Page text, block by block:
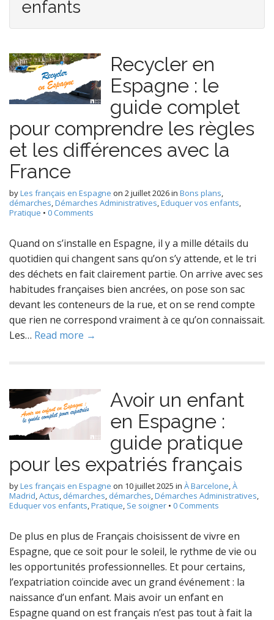
enfants
Recycler en
Espagne : le
guide complet
pour comprendre les règles
et les différences avec la
France
byLes français en Espagne on 2 juillet 2026in Bons plans,
démarches,Démarches Administratives,Eduquer vos enfants,
Pratique • 0 Comments
Quand on s’installe en Espagne, il y a mille détails du
quotidien qui changent sans qu’on s’y attende, et le tri
des déchets en fait clairement partie. On arrive avec ses
habitudes françaises bien ancrées, on pose son sac
devant les conteneurs de la rue, et on se rend compte
que rien ne correspond vraiment à ce qu’on connaissait.
Les… Read more →
Avoir un enfant
en Espagne :
guide pratique
pour les expatriés français
byLes français en Espagne on 10 juillet 2025 in À Barcelone,À
Madrid,Actus, démarches, démarches,Démarches Administratives,
Eduquer vos enfants,Pratique, Se soigner • 0 Comments
De plus en plus de Français choisissent de vivre en
Espagne, que ce soit pour le soleil, le rythme de vie ou
les opportunités professionnelles. Et pour certains,
l’expatriation coïncide avec un grand événement : la
naissance d’un enfant. Mais avoir un enfant en
Espagne quand on est français n’est pas tout à fait la